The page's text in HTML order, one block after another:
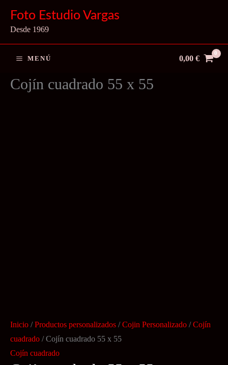
contenido
Foto Estudio Vargas
Desde 1969
MENÚ 0,00 €
Cojín cuadrado 55 x 55
Inicio /Productos personalizados /Cojin Personalizado /Cojín
cuadrado / Cojín cuadrado 55 x 55
Cojín cuadrado